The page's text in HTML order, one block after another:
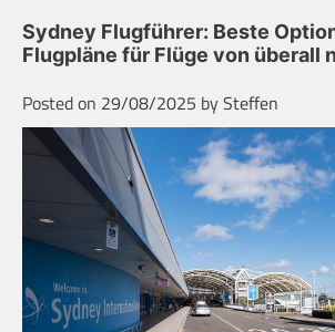
Sydney Flugführer: Beste
Flugpläne für Flüge von überall
Posted on 29/08/2025 bySteffen